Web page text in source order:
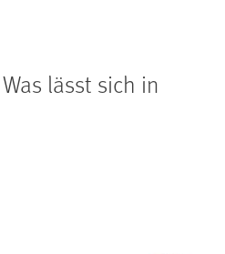
lässt sich in